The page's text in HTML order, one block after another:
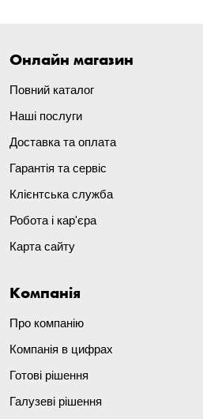
Онлайн магазин
Повний каталог
Наші послуги
Доставка та оплата
Гарантія та сервіс
Клієнтська служба
Робота і кар'єра
Карта сайту
Компанія
Про компанію
Компанія в цифрах
Готові рішення
Галузеві рішення